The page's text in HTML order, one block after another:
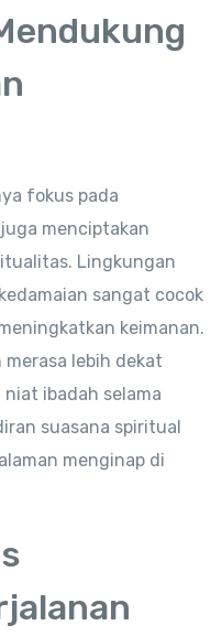
fokus pada
menciptakan
Lingkungan
sangat cocok
keimanan.
lebih dekat
ibadah selama
suasana spiritual
menginap di